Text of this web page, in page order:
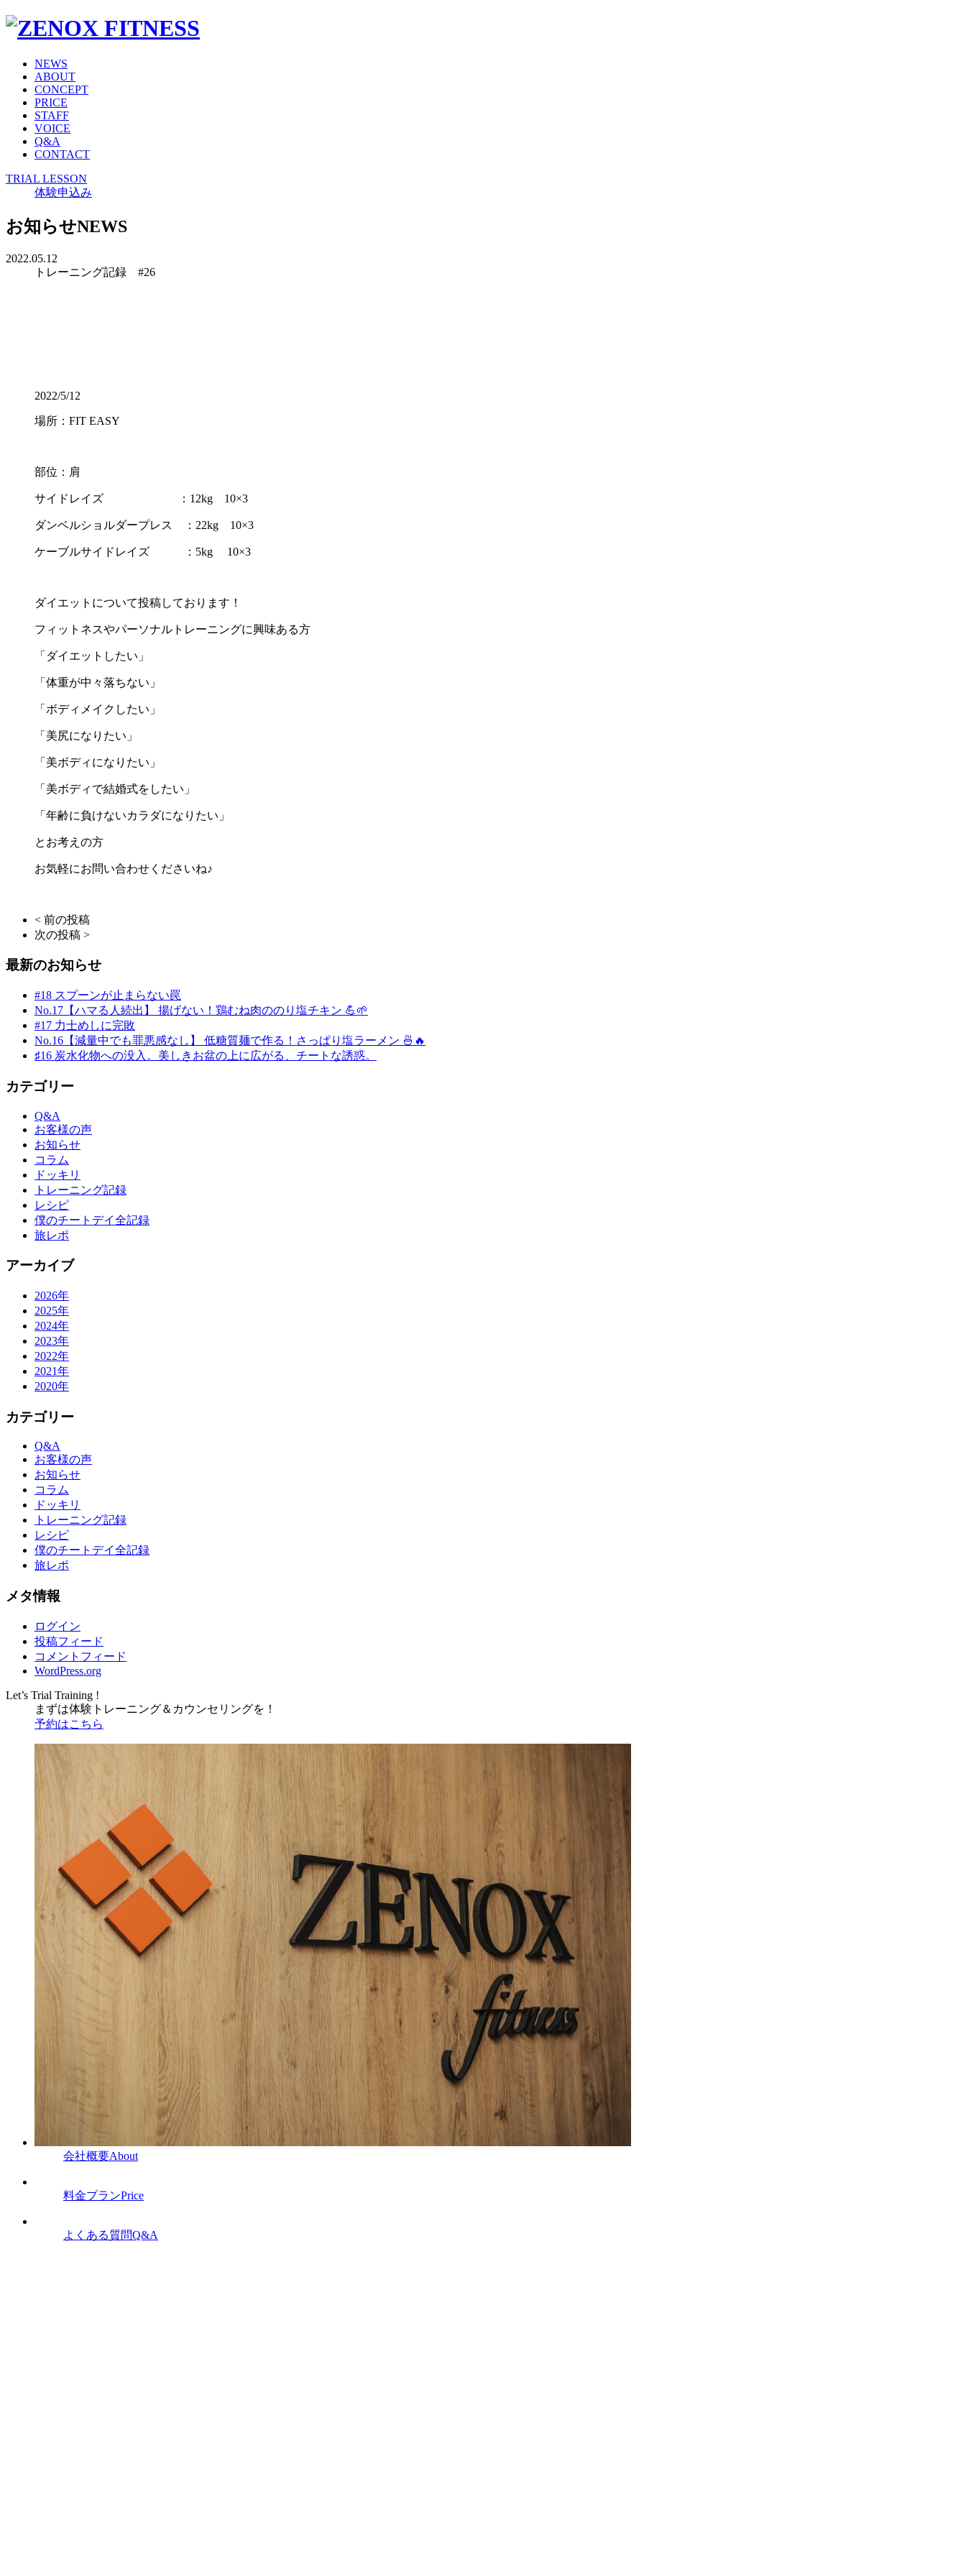
NEWS
ABOUT
CONCEPT
PRICE
STAFF
VOICE
Q&A
CONTACT
TRIAL LESSON
体験申込み
お知らせNEWS
2022.05.12
トレーニング記録 #26
2022/5/12
場所：FIT EASY
部位：肩
サイドレイズ ：12kg 10×3
ダンベルショルダープレス ：22kg 10×3
ケーブルサイドレイズ ：5kg 10×3
ダイエットについて投稿しております！
フィットネスやパーソナルトレーニングに興味ある方
「ダイエットしたい」
「体重が中々落ちない」
「ボディメイクしたい」
「美尻になりたい」
「美ボディになりたい」
「美ボディで結婚式をしたい」
「年齢に負けないカラダになりたい」
とお考えの方
お気軽にお問い合わせくださいね♪
< 前の投稿
次の投稿 >
最新のお知らせ
#18 スプーンが止まらない罠
No.17【ハマる人続出】 揚げない！鶏むね肉ののり塩チキン 💪🌱
#17 力士めしに完敗
No.16【減量中でも罪悪感なし】 低糖質麺で作る！さっぱり塩ラーメン 🍜🔥
♯16 炭水化物への没入。美しきお盆の上に広がる、チートな誘惑。
カテゴリー
Q&A
お客様の声
お知らせ
コラム
ドッキリ
トレーニング記録
レシピ
僕のチートデイ全記録
旅レポ
アーカイブ
2026年
2025年
2024年
2023年
2022年
2021年
2020年
カテゴリー
Q&A
お客様の声
お知らせ
コラム
ドッキリ
トレーニング記録
レシピ
僕のチートデイ全記録
旅レポ
メタ情報
ログイン
投稿フィード
コメントフィード
WordPress.org
Let’s Trial Training !
まずは体験トレーニング＆ カウンセリングを！
予約はこちら
会社概要About
料金プランPrice
よくある質問Q&A